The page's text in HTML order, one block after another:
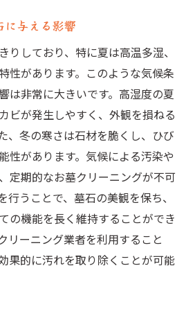
を守るクリーニング技術
で蘇る思い出の風景
れたメッセージを守る
ングの心温まるエピソード
に合ったクリーニング術
！愛知県での効果的なお墓クリ
適なクリーニング方法
される洗浄技術の進化
お墓クリーニングのコツ
も効く洗浄剤の選び方
に与える影響
りしており、特に夏は高温多湿、
性があります。このような気候条
は非常に大きいです。高湿度の夏
ビが発生しやすく、外観を損ねる
、冬の寒さは石材を脆くし、ひび
性があります。気候による汚染や
定期的なお墓クリーニングが不可
行うことで、墓石の美観を保ち、
の機能を長く維持することができ
リーニング業者を利用すること
果的に汚れを取り除くことが可能